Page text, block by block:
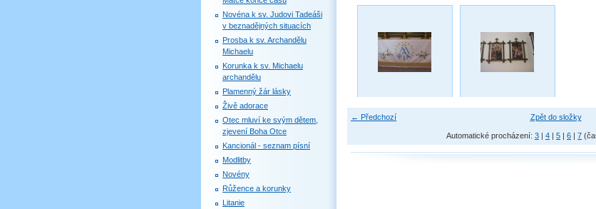
← Předchozí Zpět do složky
Automatické procházení: 3 | 4 | 5 | 6 | 7
Novéna k sv. Judovi Tadeáši
v beznadějných situacích
Prosba k sv. Archandělu
Michaelu
Korunka k sv. Michaelu
archandělu
Plamenný žár lásky
Živě adorace
Otec mluví ke svým dětem,
zjevení Boha Otce
Kancionál - seznam písní
Modlitby
Novény
Růžence a korunky
Litanie